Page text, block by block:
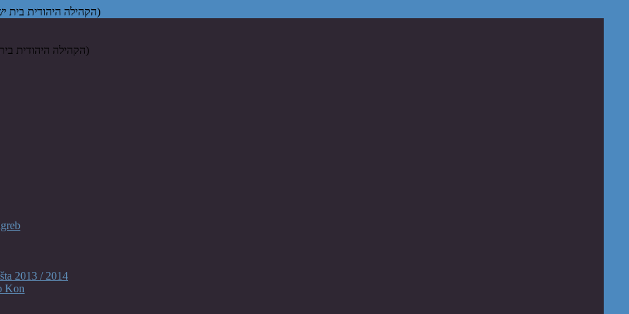
Židovska vjerska zajednica "Bet Israel" u Zagrebu (הקהילה היהודית בית ישראל בקרואטיה)
2013 / 2014
Kon